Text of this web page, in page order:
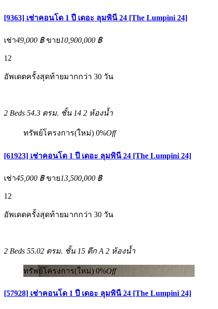
[9363] เช่าคอนโด 1 ปี เดอะ ลุมพินี 24 [The Lumpini 24]
เช่า49,000 ฿ ขาย10,900,000 ฿
12
อัพเดตครั้งสุดท้ายมากกว่า 30 วัน
2 Beds 54.3 ตรม. ชั้น 14 2 ห้องน้ำ
ทรัพย์โครงการ(ใหม่) 0%Off
[61923] เช่าคอนโด 1 ปี เดอะ ลุมพินี 24 [The Lumpini 24]
เช่า45,000 ฿ ขาย13,500,000 ฿
12
อัพเดตครั้งสุดท้ายมากกว่า 30 วัน
2 Beds 55.02 ตรม. ชั้น 15 ตึก A 2 ห้องน้ำ
ทรัพย์โครงการ(ใหม่) 0%Off
[57928] เช่าคอนโด 1 ปี เดอะ ลุมพินี 24 [The Lumpini 24]